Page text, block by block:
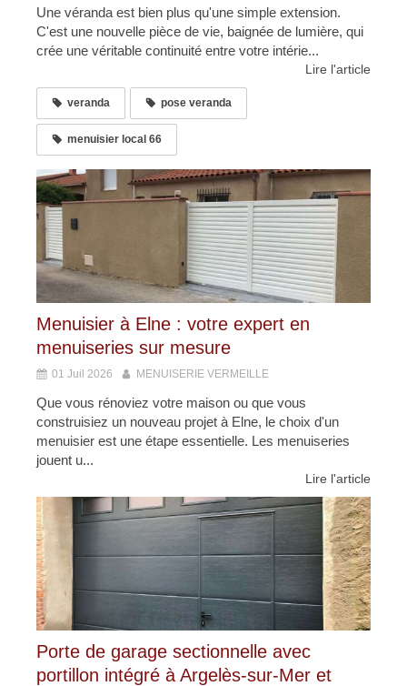
Une véranda est bien plus qu'une simple extension.
C'est une nouvelle pièce de vie, baignée de lumière, qui
crée une véritable continuité entre votre intérie...
Lire l'article
veranda pose veranda
menuisier local 66
Menuisier à Elne : votre expert en
menuiseries sur mesure
01 Juil 2026 MENUISERIE VERMEILLE
Que vous rénoviez votre maison ou que vous
construisiez un nouveau projet à Elne, le choix d'un
menuisier est une étape essentielle. Les menuiseries
jouent u...
Lire l'article
Porte de garage sectionnelle avec
portillon intégré à Argelès-sur-Mer et